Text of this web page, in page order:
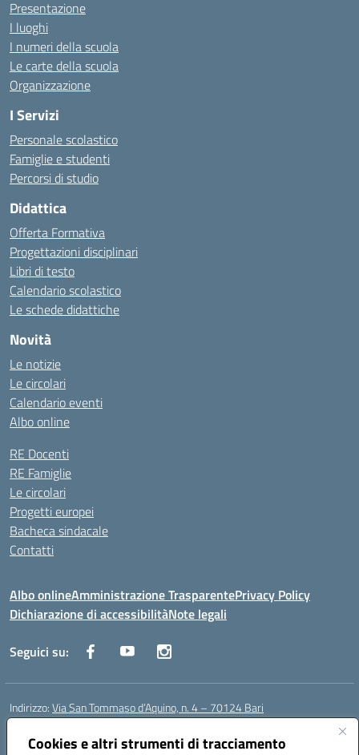
Cookies e altri strumenti di tracciamento
Presentazione
I luoghi
I numeri della scuola
Le carte della scuola
Organizzazione
I Servizi
Personale scolastico
Famiglie e studenti
Percorsi di studio
Didattica
Offerta Formativa
Progettazioni disciplinari
Libri di testo
Calendario scolastico
Le schede didattiche
Novità
Le notizie
Le circolari
Calendario eventi
Albo online
RE Docenti
RE Famiglie
Le circolari
Progetti europei
Bacheca sindacale
Contatti
Albo onlineAmministrazione TrasparentePrivacy Policy
Dichiarazione di accessibilitàNote legali
Seguici su:
Indirizzo:Via San Tommaso d’Aquino, n. 4 – 70124 Bari
Centralino:
Posta elettronica certificata (PEC):bapc150004@pec.istruzione.it